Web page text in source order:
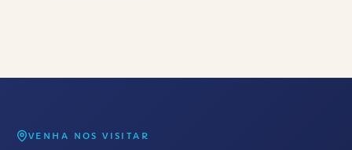
VENHA NOS VISITAR